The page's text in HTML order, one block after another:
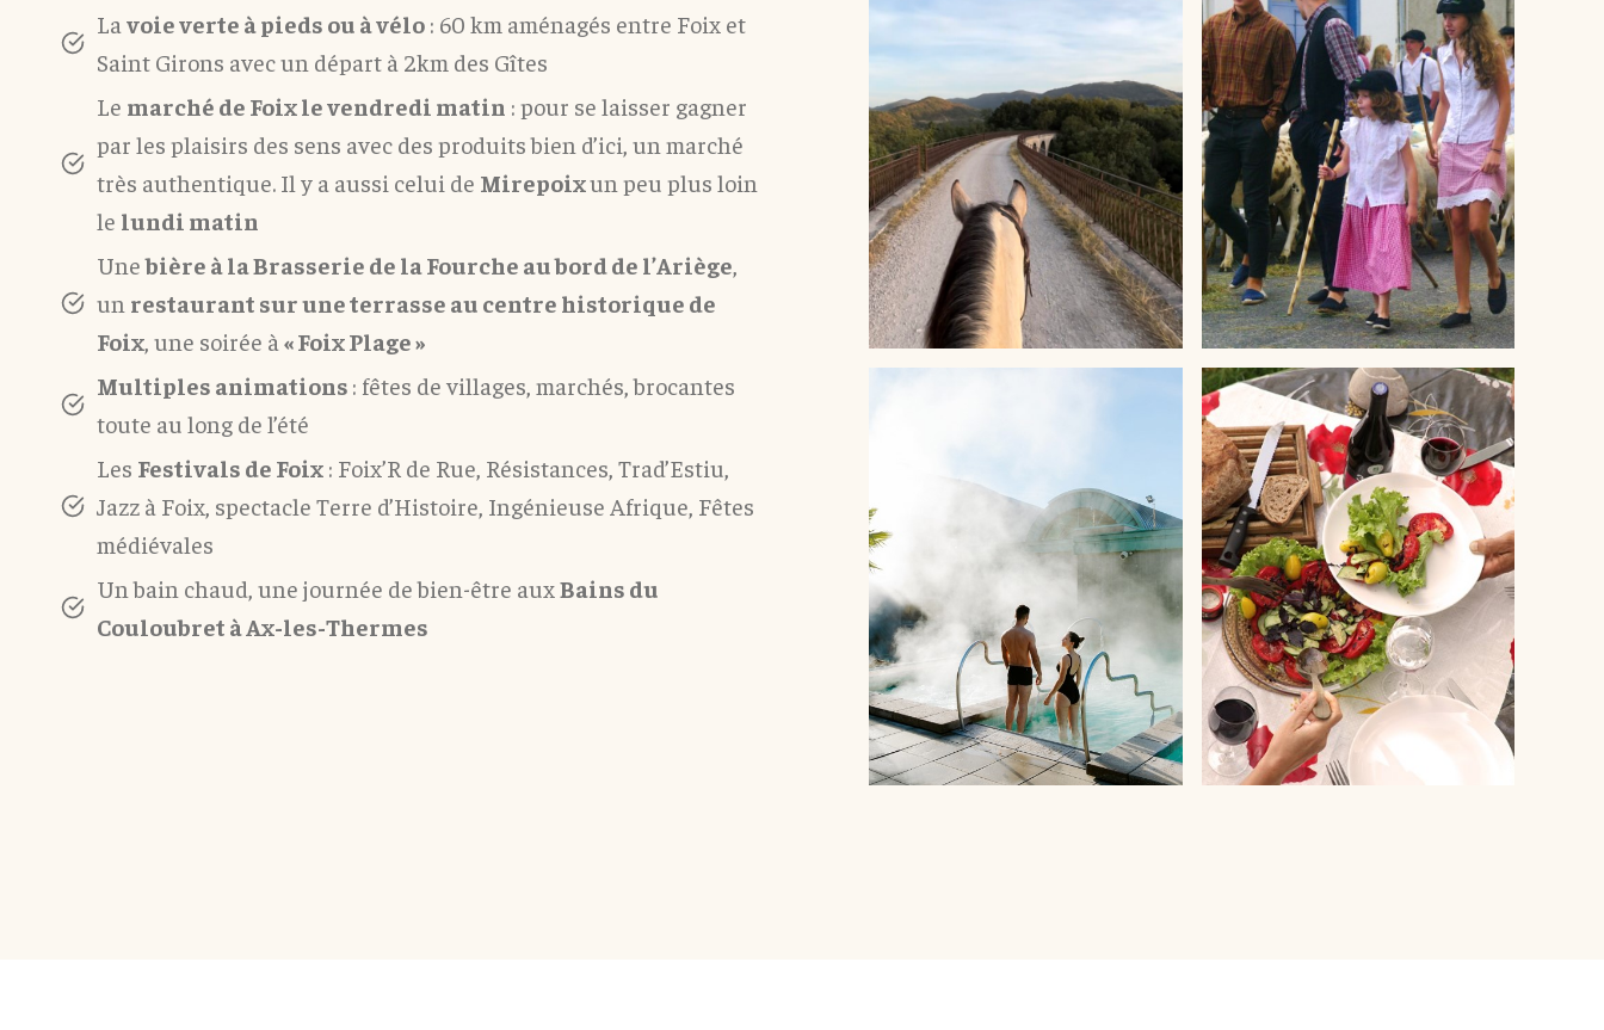
La voie verte à pieds ou à vélo : 60 km aménagés entre Foix et
Saint Girons avec un départ à 2km des Gîtes
Le marché de Foix le vendredi matin : pour se laisser gagner
par les plaisirs des sens avec des produits bien d’ici, un marché
très authentique. Il y a aussi celui de Mirepoixun peu plus loin
le lundi matin
Unebière à la Brasserie de la Fourche au bord de l’Ariège,
un restaurant sur une terrasse au centre historique de
Foix, une soirée à « Foix Plage »
Multiples animations : fêtes de villages, marchés, brocantes
toute au long de l’été
Les Festivals de Foix : Foix’R de Rue, Résistances, Trad’Estiu,
Jazz à Foix, spectacle Terre d’Histoire, Ingénieuse Afrique, Fêtes
médiévales
Un bain chaud, une journée de bien-être auxBains du
Couloubret à Ax-les-Thermes